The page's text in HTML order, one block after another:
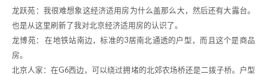
龙跃苑：我很难想象这经济适用房为什么盖那么大，然后还有大露台。
也是从这里刷新了我对北京经济适用房的认识了。
龙博苑： 在地铁站南边，标准的3居南北通透的户型，而且这个是商品
房。
北京人家：在G6西边，可以绕过拥堵的北郊农场桥还是二拨子桥。户型